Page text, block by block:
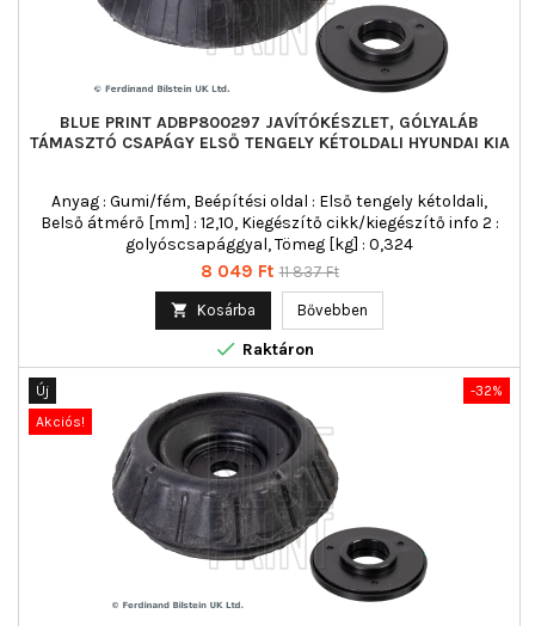
BLUE PRINT ADBP800297 JAVÍTÓKÉSZLET, GÓLYALÁB
TÁMASZTÓ CSAPÁGY ELSŐ TENGELY KÉTOLDALI HYUNDAI KIA
Anyag : Gumi/fém, Beépítési oldal : Első tengely kétoldali,
Belső átmérő [mm] : 12,10, Kiegészítő cikk/kiegészítő info 2 :
golyóscsapággyal, Tömeg [kg] : 0,324
Ár
8 049 Ft Normál
11 837 Ft
 Kosárba Bővebben
 Raktáron
-32%
Új
Akciós!